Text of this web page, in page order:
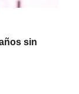
sin